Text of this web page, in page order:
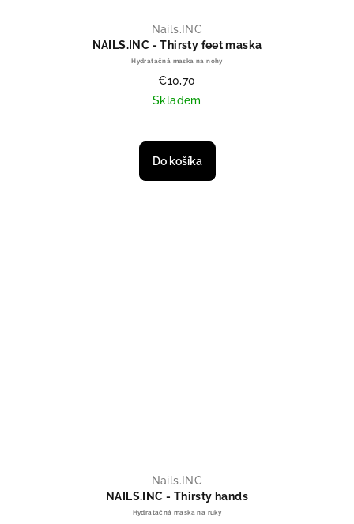
Nails.INC
NAILS.INC - Thirsty feet maska
Hydratačná maska na nohy
€10,70
Skladem
Do košíka
Nails.INC
NAILS.INC - Thirsty hands
Hydratačná maska na ruky